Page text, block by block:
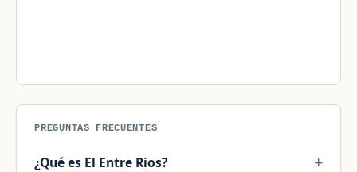
PREGUNTAS FRECUENTES
¿Qué es El Entre Rios?